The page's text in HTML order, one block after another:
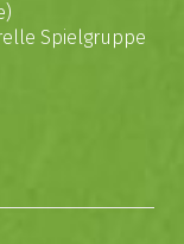
Spielgruppe